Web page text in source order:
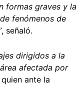
formas graves y la
fenómenos de
, señaló.
dirigidos a la
afectada por
ante la